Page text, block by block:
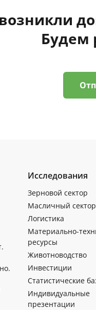
Будем
Исследования
Зерновой сектор
Масличный сектор
Логистика
Материально-
ресурсы
Животноводство
Инвестиции
Статистические
Индивидуальные
презентации